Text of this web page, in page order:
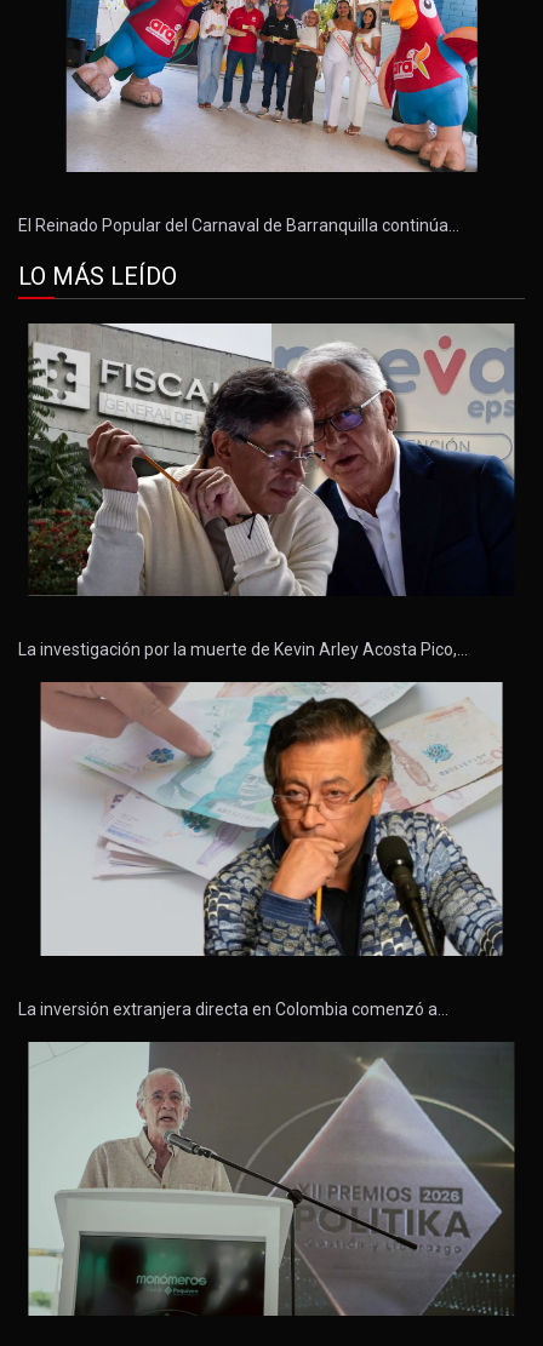
El Reinado Popular del Carnaval de Barranquilla continúa…
LO MÁS LEÍDO
La investigación por la muerte de Kevin Arley Acosta Pico,…
La inversión extranjera directa en Colombia comenzó a…